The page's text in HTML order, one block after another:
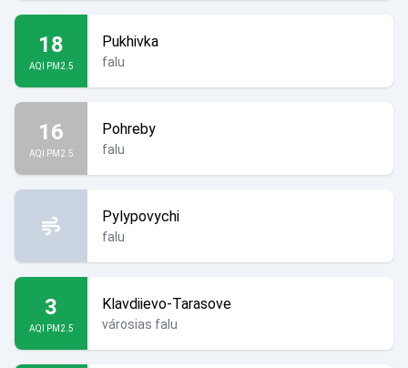
18
AQI PM2.5
Pukhivka
falu
16
AQI PM2.5
Pohreby
falu
Pylypovychi
falu
3
AQI PM2.5
Klavdiievo-Tarasove
városias falu